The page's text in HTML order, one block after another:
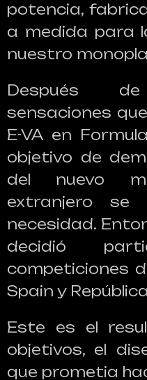
potencia,
a medida para
nuestro
Después
sensaciones
E-VA en
objetivo de
del nuevo
extranjero se
necesidad.
decidió
competiciones
Spain y
Este es el
objetivos, el
que prometia